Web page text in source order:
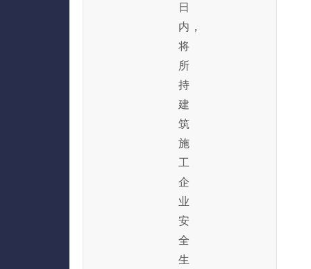
日
内，
将
所
持
建
筑
施
工
企
业
安
全
生